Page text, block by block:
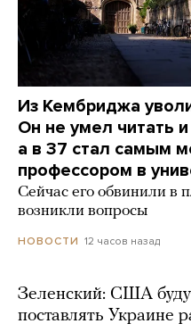
Из Кембриджа
Он не умел читать
а в 37 стал самым
профессором в
Сейчас его обвинили в
возникли вопросы
НОВОСТИ 12 часов назад
Зеленский: США
поставлять Украине